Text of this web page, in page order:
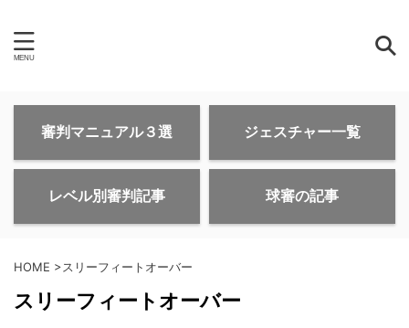
審判マニュアル３選 ジェスチャー一覧
レベル別審判記事 球審の記事
HOME >スリーフィートオーバー
スリーフィートオーバー